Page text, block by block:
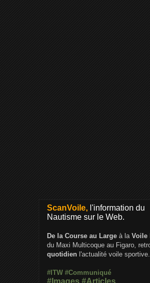
ScanVoile, l'information du
Nautisme sur le Web.
De la Course au Large à la Voile
du Maxi Multicoque au Figaro,
quotidien l'actualité voile sportive.
#ITW #Communiqué
#Images #Articles